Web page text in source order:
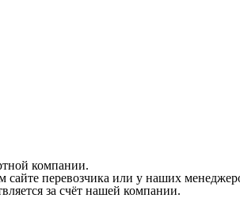
компании.
перевозчика или у наших
за счёт нашей компании.